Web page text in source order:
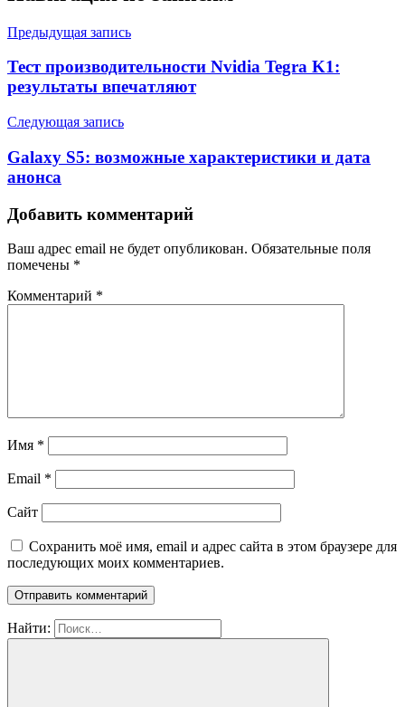
Предыдущая запись
Тест производительности Nvidia Tegra K1:
результаты впечатляют
Следующая запись
Galaxy S5: возможные характеристики и дата
анонса
Добавить комментарий
Ваш адрес email не будет опубликован. Обязательные поля
помечены *
Комментарий *
Имя *
Email *
Сайт
Сохранить моё имя, email и адрес сайта в этом браузере для
последующих моих комментариев.
Найти: